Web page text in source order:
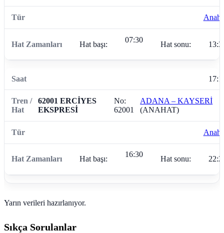
Hat başı:
07:30
Hat sonu:
62001 ERCİYES
EKSPRESİ
No:
62001
ADANA – KAYSERİ
(ANAHAT)
Hat başı:
16:30
Hat sonu:
Yarın verileri hazırlanıyor.
Sıkça Sorulanlar